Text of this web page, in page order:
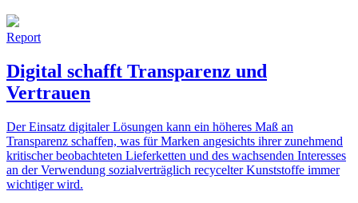
Report
Digital schafft Transparenz und
Vertrauen
Der Einsatz digitaler Lösungen kann ein höheres Maß an
Transparenz schaffen, was für Marken angesichts ihrer zunehmend
kritischer beobachteten Lieferketten und des wachsenden Interesses
an der Verwendung sozialverträglich recycelter Kunststoffe immer
wichtiger wird.